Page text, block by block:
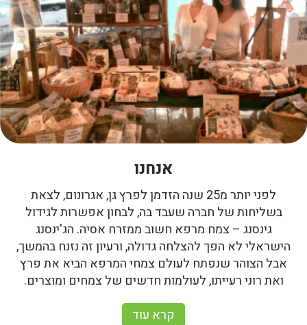
אנחנו
לפני יותר מ25 שנה הזדמן לפרץ גן, אגרונום, לצאת
בשליחות של חברה שעבד בה, לבחון אפשרות לגידול
גינסנג – צמח מרפא חשוב ממזרח אסיה. הג'ינסנג
הישראלי לא הפך להצלחה גדולה, ורעיון זה נזנח בהמשך,
אבל הצוהר שנפתח לעולם צמחי המרפא הביא את פרץ
ואת רוני רעייתו, לעולמות חדשים של צמחים ומוצרים.
קרא עוד